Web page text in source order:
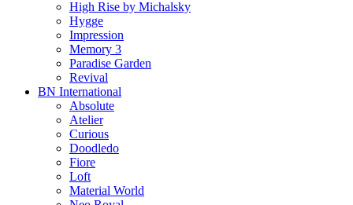
High Rise by Michalsky
Hygge
Impression
Memory 3
Paradise Garden
Revival
BN International
Absolute
Atelier
Curious
Doodledo
Fiore
Loft
Material World